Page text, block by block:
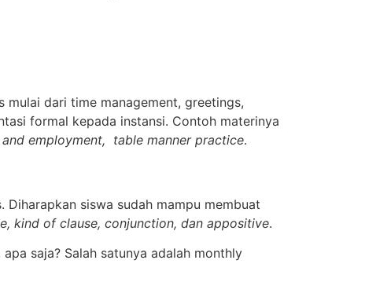
dari time management, greetings,
formal kepada instansi. Contoh materinya
employment, table manner practice.
siswa sudah mampu membuat
kind of clause, conjunction, dan appositive.
saja? Salah satunya adalah monthly